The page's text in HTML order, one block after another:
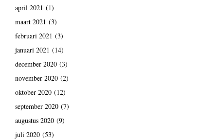
april 2021 (1)
maart 2021 (3)
februari 2021 (3)
januari 2021 (14)
december 2020(3)
november 2020(2)
oktober 2020(12)
september 2020(7)
augustus 2020(9)
juli 2020(53)